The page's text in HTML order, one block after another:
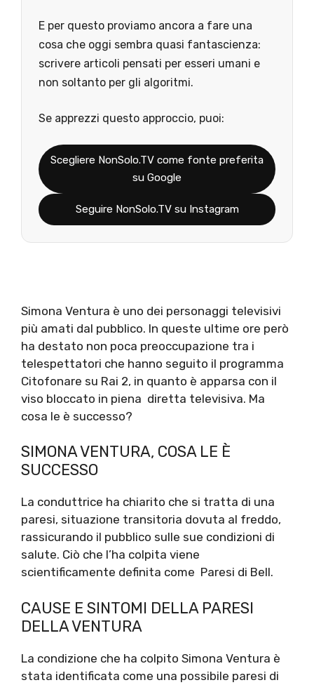
E per questo proviamo ancora a fare una
cosa che oggi sembra quasi fantascienza:
scrivere articoli pensati per esseri umani e
non soltanto per gli algoritmi.
Se apprezzi questo approccio, puoi:
Scegliere NonSolo.TV come fonte preferita
su Google
Seguire NonSolo.TV su Instagram
Simona Ventura è uno dei personaggi televisivi
più amati dal pubblico. In queste ultime ore però
ha destato non poca preoccupazione tra i
telespettatori che hanno seguito il programma
Citofonare su Rai 2, in quanto è apparsa con il
viso bloccato in piena diretta televisiva. Ma
cosa le è successo?
SIMONA VENTURA, COSA LE È
SUCCESSO
La conduttrice ha chiarito che si tratta di una
paresi, situazione transitoria dovuta al freddo,
rassicurando il pubblico sulle sue condizioni di
salute. Ciò che l’ha colpita viene
scientificamente definita come Paresi di Bell.
CAUSE E SINTOMI DELLA PARESI
DELLA VENTURA
La condizione che ha colpito Simona Ventura è
stata identificata come una possibile paresi di